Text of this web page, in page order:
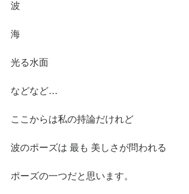
波
海
光る水面
などなど…
ここからは私の持論だけれど
波のポーズは 最も 美しさが問われる
ポーズの一つだと思います。